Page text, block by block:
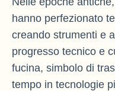
hanno perfezionato
creando strumenti e
progresso tecnico e
fucina, simbolo di
tempo in tecnologie